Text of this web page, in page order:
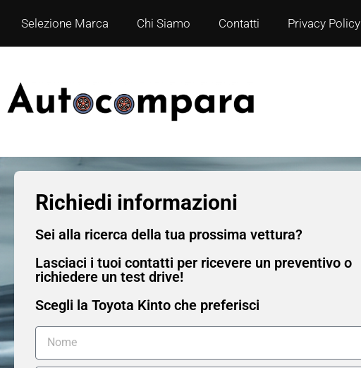
Selezione Marca Chi Siamo Contatti Privacy Policy
Richiedi informazioni
Sei alla ricerca della tua prossima vettura?
Lasciaci i tuoi contatti per ricevere un preventivo o
richiedere un test drive!
Scegli la Toyota Kinto che preferisci